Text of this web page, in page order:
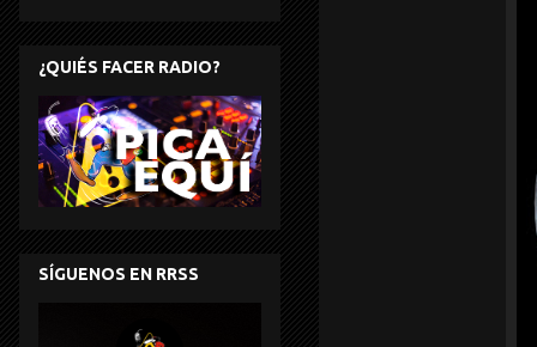
¿QUIÉS FACER RADIO?
SÍGUENOS EN RRSS